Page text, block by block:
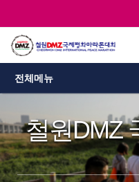
전체메뉴
철원DMZ